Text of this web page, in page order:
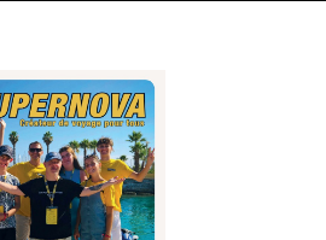
Adaptés donne rendez-vous
à l'intérieur, Hall 3, entre l'espace
et l'accès aux voies 44 à 46.
"acheminement", se déroule
TGV, jusqu'à une ville
Bordeaux selon la destination)